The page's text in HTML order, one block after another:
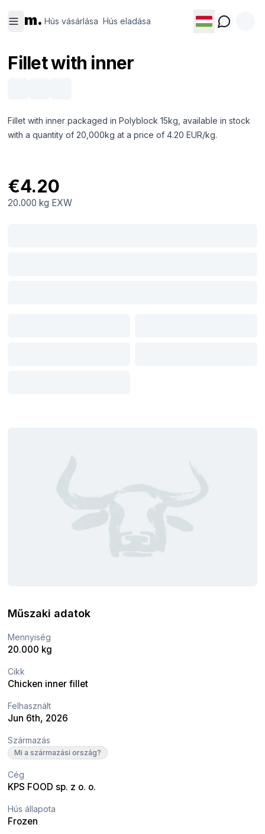
m. Hús vásárlása Hús eladása
vásárlása eladása
Fillet with inner
Fillet with inner packaged in Polyblock 15kg, available in stock
with a quantity of 20,000kg at a price of 4.20 EUR/kg.
€4.20
20.000 kg EXW
Műszaki adatok
Mennyiség
20.000 kg
Cikk
Chicken inner fillet
Felhasznált
Jun 6th, 2026
Származás
Mi a származási ország?
Cég
KPS FOOD sp. z o. o.
Hús állapota
Frozen